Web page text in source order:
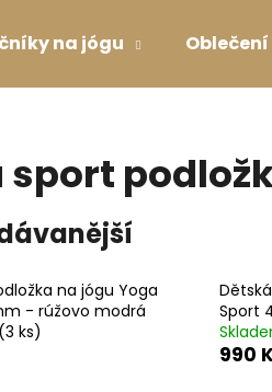
na jógu
sport
na jógu Yoga
- rúžovo modrá
(3 ks)
Sport
990
najít?